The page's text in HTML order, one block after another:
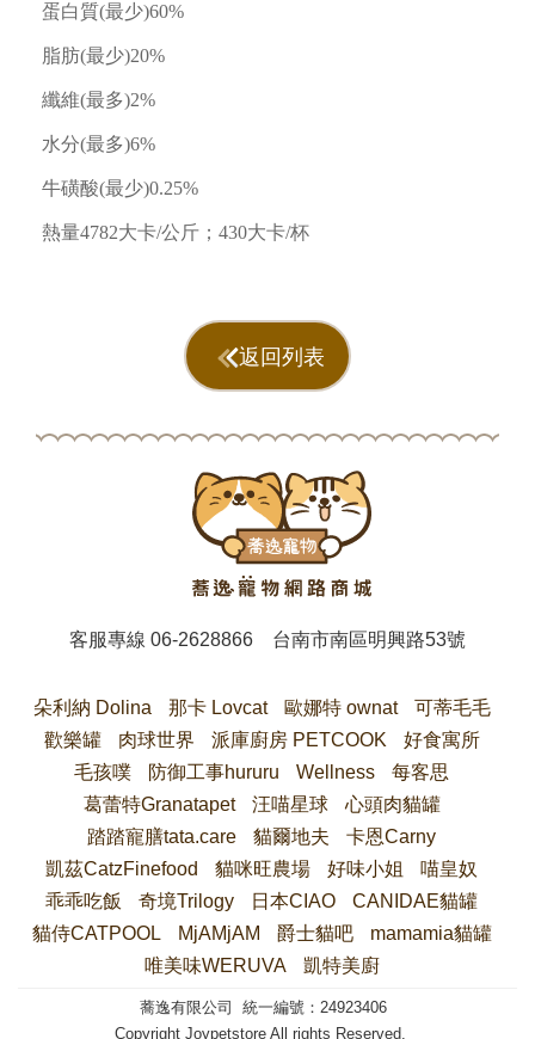
蛋白質(最少)60%
脂肪(最少)20%
纖維(最多)2%
水分(最多)6%
牛磺酸(最少)0.25%
熱量4782大卡/公斤；430大卡/杯
返回列表
客服專線06-2628866 台南市南區明興路53號
朵利納 Dolina 那卡 Lovcat 歐娜特 ownat
可蒂毛毛
歡樂罐
肉球世界 派庫廚房 PETCOOK
好食寓所
毛孩噗
防御工事hururu Wellness
每客思
葛蕾特Granatapet
汪喵星球
心頭肉貓罐
踏踏寵膳tata.care
貓爾地夫
卡恩Carny
凱茲CatzFinefood
貓咪旺農場 好味小姐
喵皇奴
乖乖吃飯
奇境Trilogy 日本CIAO
CANIDAE貓罐
貓侍CATPOOL
MjAMjAM 爵士貓吧
mamamia貓罐
唯美味WERUVA
凱特美廚
蕎逸有限公司 統一編號：24923406
Copyright Joypetstore All rights Reserved.